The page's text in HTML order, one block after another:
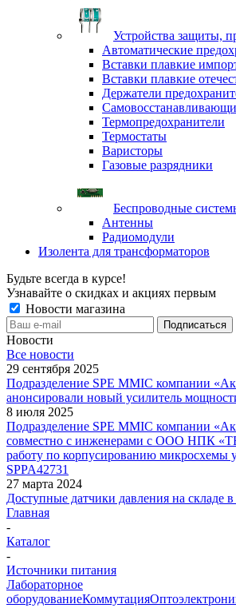
Устройства защиты,
Автоматические
Вставки плавкие
Вставки плавкие
Держатели
Термопредохранители
Термостаты
Варисторы
Газовые разрядники
Беспроводные
Антенны
Радиомодули
Изолента для трансформаторов
Будьте всегда в курсе!
Узнавайте о скидках и акциях первым
Новости магазина
Новости
Все новости
29 сентября 2025
Подразделение SPE MMIC компании
анонсировали новый усилитель
8 июля 2025
Подразделение SPE MMIC компании
совместно с инженерами с ООО НПК
работу по корпусированию микросхемы
SPPA42731
27 марта 2024
Доступные датчики давления на складе
Главная
-
Каталог
-
Источники питания
Лабораторное
оборудованиеКоммутация